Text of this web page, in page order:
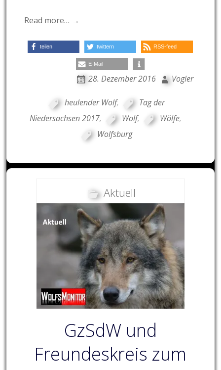
Read more… →
teilen twittern RSS-feed
E-Mail
28. Dezember 2016 Vogler
heulender Wolf,
Tag der
Niedersachsen 2017, Wolf, Wölfe,
Wolfsburg
Aktuell
GzSdW und
Freundeskreis zum